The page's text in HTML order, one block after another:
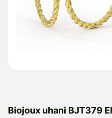
Biojoux uhani BJT379